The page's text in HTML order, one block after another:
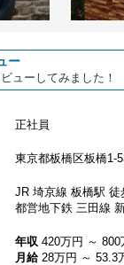
ー
ューしてみました！
正社員
東京都板橋区板橋1-
JR 埼京線 板橋駅 徒
都営地下鉄 三田線
年収 420万円 ～ 800
月給28万円 ～ 53.3